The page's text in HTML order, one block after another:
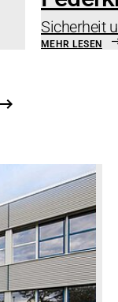
Sicherheit
MEHR LESEN